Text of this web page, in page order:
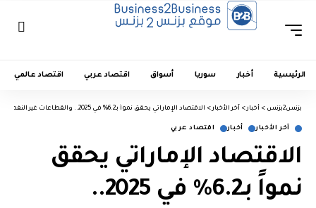
الرئيسية أخبار سوريا أسواق اقتصاد عربي اقتصاد عالمي
بزنس2بزنس > أخبار > آخر الأخبار > الاقتصاد الإماراتي يحقق نمواً بـ6.2% في 2025.. والقطاعات غير النفطية تقود التوسع الاقتصادي
آخر الأخبار أخبار اقتصاد عربي
الاقتصاد الإماراتي يحقق
نمواً بـ6.2% في 2025..